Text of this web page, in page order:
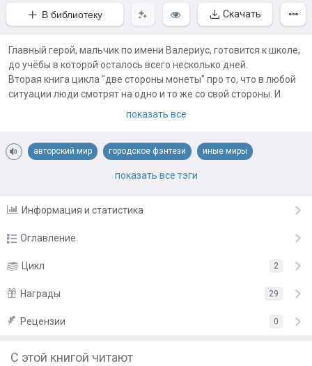
В библиотеку Скачать
Главный герой, мальчик по имени Валериус, готовится к школе,
до учёбы в которой осталось всего несколько дней.
Вторая книга цикла "две стороны монеты" про то, что в любой
ситуации люди смотрят на одно и то же со свой стороны. И
По просьбам, книга не адаптирована для младшего возраста и
показать все
авторский мир городское фэнтези иные миры
романтика сверхспособности
показать все тэги
Информация и статистика
Оглавление
Часть Первая. Новый дом. 1. Пролог. Когда-то очень
30.04.20
2. Долгая дорога после долгой дороги.
3. Встреча, которую ждёшь, всегда неожиданна.
4. Оборотная сторона. Нирона, неуверенная в своём
Цикл 2
Награды 29
«Восхитительная работа!»
Рецензии 0
С этой книгой читают